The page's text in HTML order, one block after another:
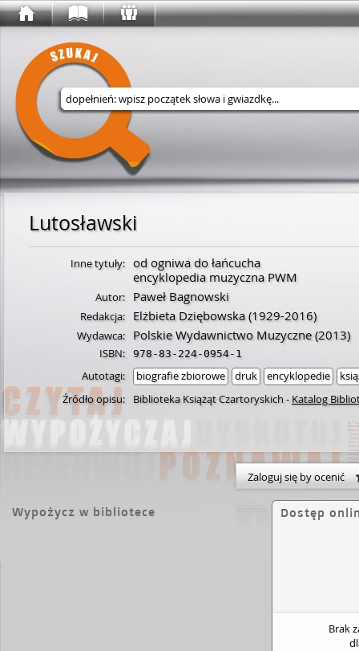
Wyszukaj w serwisie
Lutosławski
Inne tytuły: od ogniwa do łańcucha
encyklopedia muzyczna PWM
Autor: Paweł Bagnowski
Redakcja: Elżbieta Dziębowska(1929-2016)
Wydawca: Polskie Wydawnictwo Muzyczne(2013)
ISBN: 978-83-224-0954-1
Autotagi: biografie zbiorowe druk encyklopedie
Źródło opisu:
Biblioteka Książąt Czartoryskich - Katalog
Zaloguj się by ocenić
Wypożycz w bibliotece Dostęp
Brak